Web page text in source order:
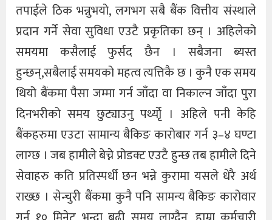
तपाईले ठिक भन्नुभयो, लगभग सबै बैंक वित्तीय संस्थाले
प्रदान गर्ने सेवा सुविधा एउटै प्रकृतिका छन् । अहिलेको
समयमा कसैलाई फुर्सद छैन । सबैजना ब्यस्त
हुन्छन्,सबैलाई समयको महत्व त्यत्तिकै छ । कुनै एक समय
थियो बैंकमा पैसा जम्मा गर्न जाँदा वा निकाल्न जाँदा पुरा
दिनभरीको समय छुट्याउनु पर्थ्योृ । अहिले पनी केहि
बैंकहरुमा एउटा सामान्य बैकिङ कारोबार गर्न ३–४ घण्टा
लाग्छ । जब हामीले बेच्ने प्रोडक्ट एउटै हुन्छ तब हामीले दिने
सेवाहरु कति प्रतिस्पर्धी छन भन्ने कुरामा यसले धेरै अर्थ
राख्छ । सेन्चुरी बैंकमा कुनै पनि सामन्य बैकिङ कारोवार